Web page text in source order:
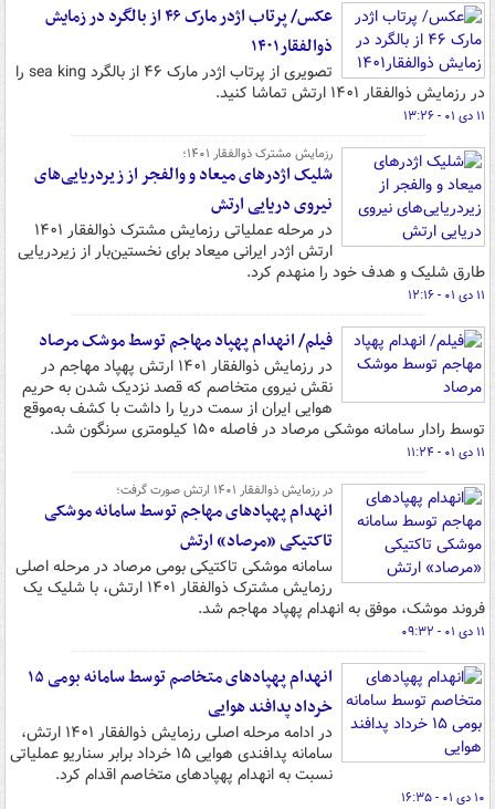
عکس/ پرتاب اژدر مارک ۴۶ از بالگرد در زمایش
ذوالفقار۱۴۰۱
تصویری از پرتاب اژدر مارک ۴۶ از بالگرد sea king را
در رزمایش ذوالفقار ۱۴۰۱ ارتش تماشا کنید.
۱۱ دی ۰۱ - ۱۳:۲۶
رزمایش مشترک ذوالفقار ۱۴۰۱؛
شلیک اژدرهای میعاد و والفجر از زیردریایی‌های
نیروی دریایی ارتش
در مرحله عملیاتی رزمایش مشترک ذوالفقار ۱۴۰۱
ارتش اژدر ایرانی میعاد برای نخستین‌بار از زیردریایی
طارق شلیک و هدف خود را منهدم کرد.
۱۱ دی ۰۱ - ۱۲:۱۶
فیلم/ انهدام پهپاد مهاجم توسط موشک مرصاد
در رزمایش ذوالفقار ۱۴۰۱ ارتش پهپاد مهاجم در
نقش نیروی متخاصم که قصد نزدیک شدن به حریم
هوایی ایران از سمت دریا را داشت با کشف به‌موقع
توسط رادار سامانه موشکی مرصاد در فاصله ۱۵۰ کیلومتری سرنگون شد.
۱۱ دی ۰۱ - ۱۱:۲۴
در رزمایش ذوالفقار ۱۴۰۱ ارتش صورت گرفت؛
انهدام پهپادهای مهاجم توسط سامانه موشکی
تاکتیکی «مرصاد» ارتش
سامانه موشکی تاکتیکی بومی مرصاد در مرحله اصلی
رزمایش مشترک ذوالفقار ۱۴۰۱ ارتش، با شلیک یک
فروند موشک، موفق به انهدام پهپاد مهاجم شد.
۱۱ دی ۰۱ - ۰۹:۳۲
انهدام پهپادهای متخاصم توسط سامانه بومی ۱۵
خرداد پدافند هوایی
در ادامه مرحله اصلی رزمایش ذوالفقار ۱۴۰۱ ارتش،
سامانه پدافندی هوایی ۱۵ خرداد برابر سناریو عملیاتی
نسبت به انهدام پهپادهای متخاصم اقدام کرد.
۱۰ دی ۰۱ - ۱۶:۳۵